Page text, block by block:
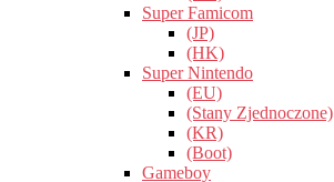
Super Famicom
(JP)
(HK)
Super Nintendo
(EU)
(Stany Zjednoczone)
(KR)
(Boot)
Gameboy